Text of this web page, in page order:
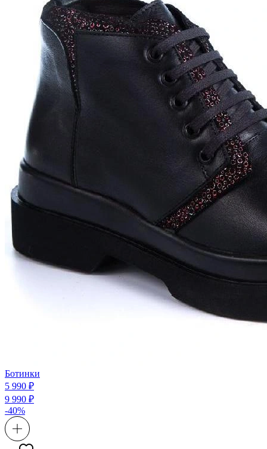
Ботинки
5 990 ₽
9 990 ₽
-40%